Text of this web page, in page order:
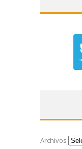
Archivos